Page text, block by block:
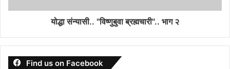
योद्धा संन्यासी.. "विष्णुबुवा ब्रह्मचारी".. भाग २
Find us on Facebook